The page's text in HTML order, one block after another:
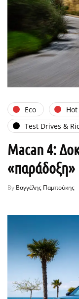
Eco Hot
Test Drives &
Macan 4:
«παράδοξη»
By Βαγγέλης Παμπούκης